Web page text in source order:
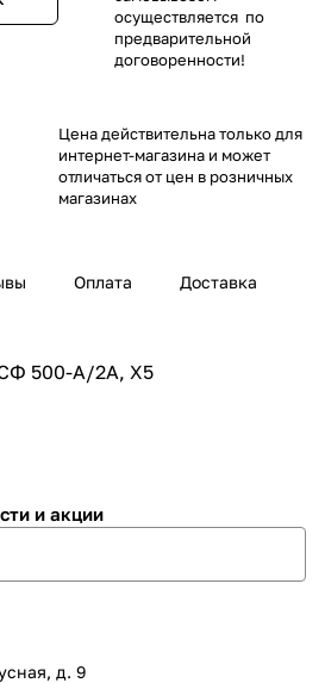
осуществляется по
предварительной
договоренности!
Цена действительна только для
интернет-магазина и может
отличаться от цен в розничных
магазинах
Оплата Доставка
500-A/2A, X5
и акции
д. 9